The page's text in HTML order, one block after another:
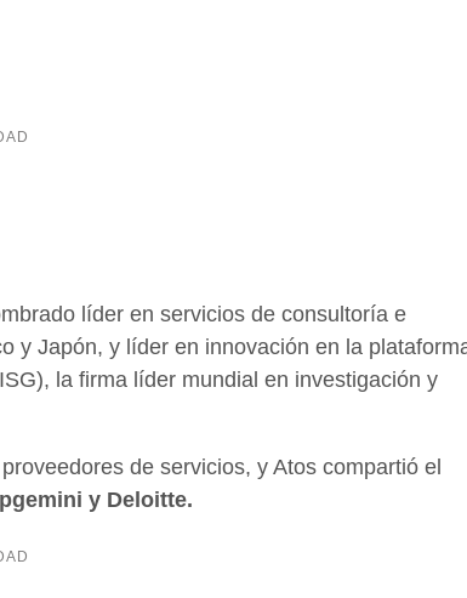
líder en servicios de consultoría e
y Japón, y líder en innovación en la
la firma líder mundial en investigación y
de servicios, y Atos compartió el
y Deloitte.